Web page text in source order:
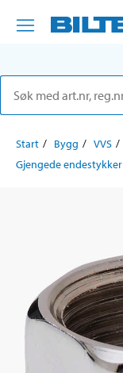
Start Bygg VVS
Gjengede endestykker